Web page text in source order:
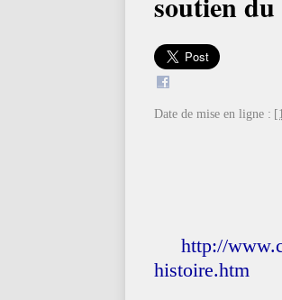
Date de mise en ligne :
http://
histoire.htm